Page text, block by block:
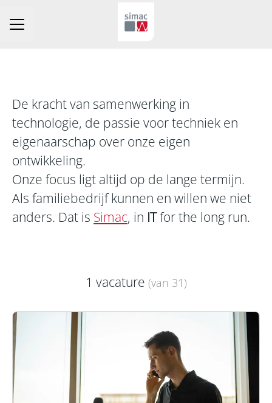
Carrièremenu
De kracht van samenwerking in
technologie, de passie voor techniek en
eigenaarschap over onze eigen
ontwikkeling.
Onze focus ligt altijd op de lange termijn.
Als familiebedrijf kunnen en willen we niet
anders. Dat is Simac, in ITfor the long run.
1 vacature (van 31)